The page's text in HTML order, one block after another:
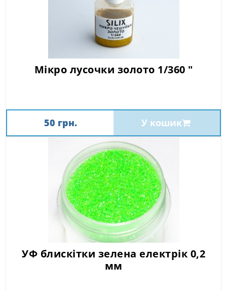
Мікро лусочки золото 1/360 "
50 грн. У кошик
УФ блискітки зелена електрік 0,2
мм